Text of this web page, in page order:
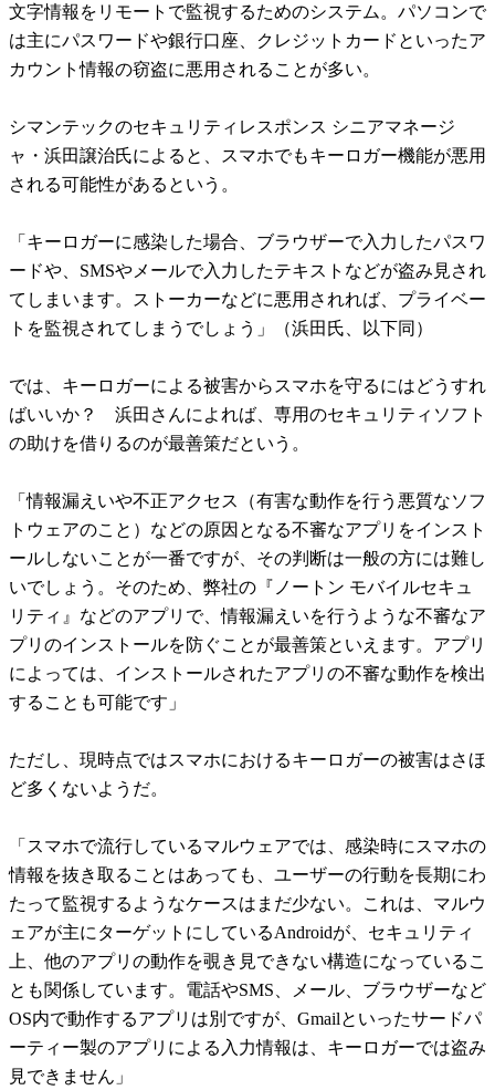
文字情報をリモートで監視するためのシステム。パソコンで
は主にパスワードや銀行口座、クレジットカードといったア
カウント情報の窃盗に悪用されることが多い。
シマンテックのセキュリティレスポンス シニアマネージ
ャ・浜田譲治氏によると、スマホでもキーロガー機能が悪用
される可能性があるという。
「キーロガーに感染した場合、ブラウザーで入力したパスワ
ードや、SMSやメールで入力したテキストなどが盗み見され
てしまいます。ストーカーなどに悪用されれば、プライベー
トを監視されてしまうでしょう」（浜田氏、以下同）
では、キーロガーによる被害からスマホを守るにはどうすれ
ばいいか？ 浜田さんによれば、専用のセキュリティソフト
の助けを借りるのが最善策だという。
「情報漏えいや不正アクセス（有害な動作を行う悪質なソフ
トウェアのこと）などの原因となる不審なアプリをインスト
ールしないことが一番ですが、その判断は一般の方には難し
いでしょう。そのため、弊社の『ノートン モバイルセキュ
リティ』などのアプリで、情報漏えいを行うような不審なア
プリのインストールを防ぐことが最善策といえます。アプリ
によっては、インストールされたアプリの不審な動作を検出
することも可能です」
ただし、現時点ではスマホにおけるキーロガーの被害はさほ
ど多くないようだ。
「スマホで流行しているマルウェアでは、感染時にスマホの
情報を抜き取ることはあっても、ユーザーの行動を長期にわ
たって監視するようなケースはまだ少ない。これは、マルウ
ェアが主にターゲットにしているAndroidが、セキュリティ
上、他のアプリの動作を覗き見できない構造になっているこ
とも関係しています。電話やSMS、メール、ブラウザーなど
OS内で動作するアプリは別ですが、Gmailといったサードパ
ーティー製のアプリによる入力情報は、キーロガーでは盗み
見できません」